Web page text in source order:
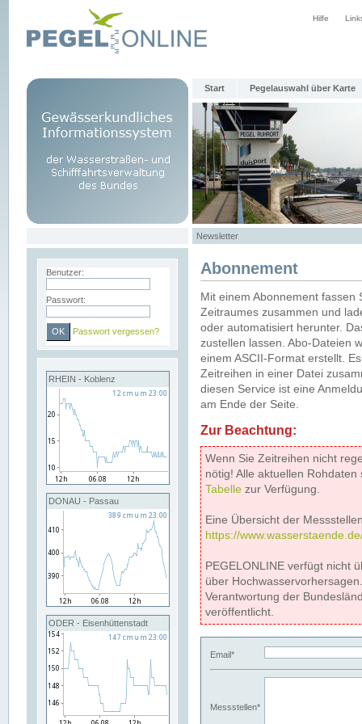
Hilfe
Start Pegelauswahl über Karte
Newsletter
Benutzer:
Passwort:
Passwort vergessen?
RHEIN - Koblenz
DONAU - Passau
ODER - Eisenhüttenstadt
Abonnement
Mit einem Abonnement
Zeitraumes zusammen und
oder automatisiert herunter.
zustellen lassen. Abo-Dateien
einem ASCII-Format erstellt.
Zeitreihen in einer Datei
diesen Service ist eine
am Ende der Seite.
Zur Beachtung:
Wenn Sie Zeitreihen nicht
nötig! Alle aktuellen
Tabelle zur Verfügung.
Eine Übersicht der
https://
PEGELONLINE verfügt nicht
über
Verantwortung der
veröffentlicht.
Email*
Messstellen*